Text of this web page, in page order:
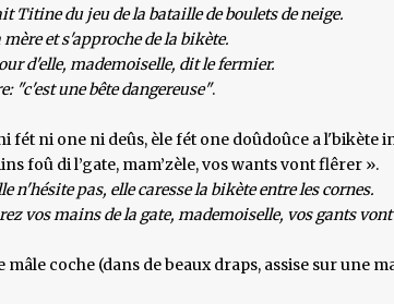
Titine du jeu de la bataille de boulets de neige.
et s'approche de la bikète.
d'elle, mademoiselle, dit le fermier.
"c'est une bête dangereuse".
fét ni one ni deûs, èle fét one doûdoûce a l'bikète
foû di l’gate, mam’zèle, vos wants vont flêrer ».
n'hésite pas, elle caresse la bikète entre les cornes.
vos mains de la gate, mademoiselle, vos gants
mâle coche (dans de beaux draps, assise sur une